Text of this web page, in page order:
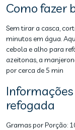
Como fazer
Sem tirar a casca,
minutos em água.
cebola e alho para
azeitonas, a
por cerca de 5 min
refogada
Gramas por Porção: